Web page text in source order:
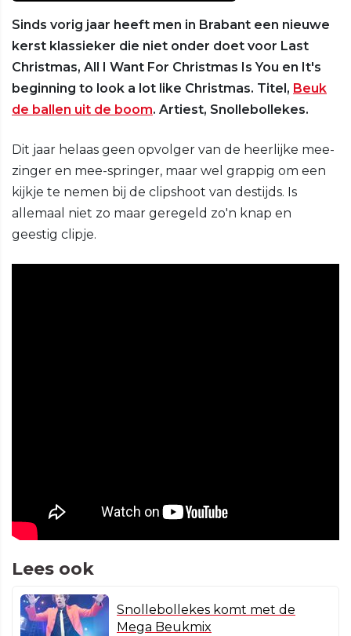
Sinds vorig jaar heeft men in Brabant een nieuwe
kerst klassieker die niet onder doet voor Last
Christmas, All I Want For Christmas Is You en It's
beginning to look a lot like Christmas. Titel, Beuk
de ballen uit de boom. Artiest, Snollebollekes.
Dit jaar helaas geen opvolger van de heerlijke mee-
zinger en mee-springer, maar wel grappig om een
kijkje te nemen bij de clipshoot van destijds. Is
allemaal niet zo maar geregeld zo'n knap en
geestig clipje.
Lees ook
Snollebollekes komt met de
Mega Beukmix